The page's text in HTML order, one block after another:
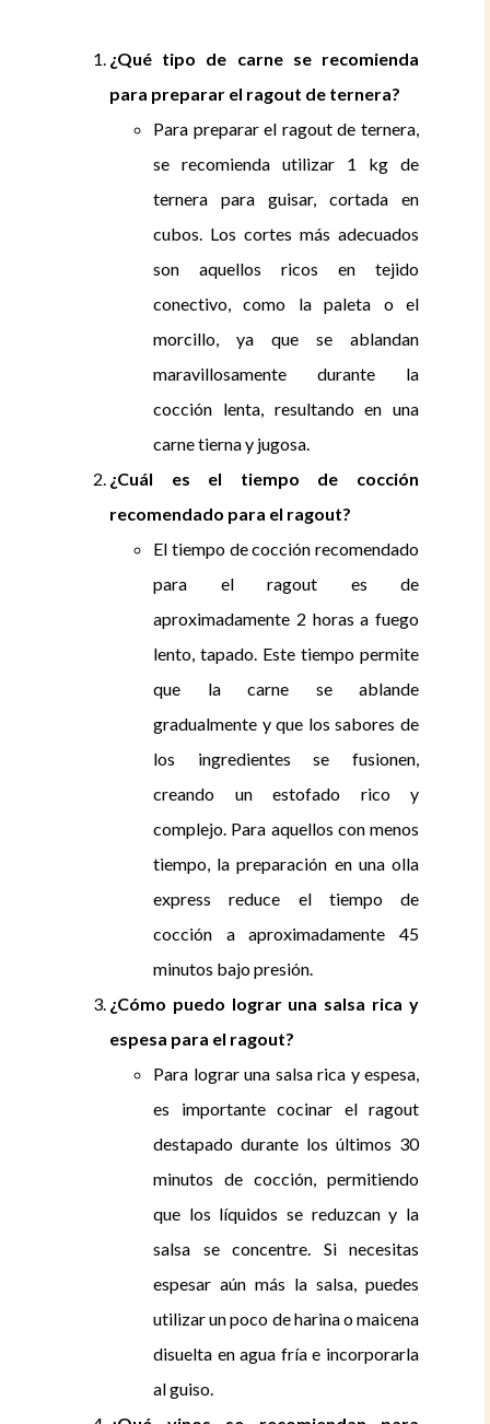
¿Qué tipo de carne se recomienda
para preparar el ragout de ternera?
Para preparar el ragout de ternera,
se recomienda utilizar 1 kg de
ternera para guisar, cortada en
cubos. Los cortes más adecuados
son aquellos ricos en tejido
conectivo, como la paleta o el
morcillo, ya que se ablandan
maravillosamente durante la
cocción lenta, resultando en una
carne tierna y jugosa.
¿Cuál es el tiempo de cocción
recomendado para el ragout?
El tiempo de cocción recomendado
para el ragout es de
aproximadamente 2 horas a fuego
lento, tapado. Este tiempo permite
que la carne se ablande
gradualmente y que los sabores de
los ingredientes se fusionen,
creando un estofado rico y
complejo. Para aquellos con menos
tiempo, la preparación en una olla
express reduce el tiempo de
cocción a aproximadamente 45
minutos bajo presión.
¿Cómo puedo lograr una salsa rica y
espesa para el ragout?
Para lograr una salsa rica y espesa,
es importante cocinar el ragout
destapado durante los últimos 30
minutos de cocción, permitiendo
que los líquidos se reduzcan y la
salsa se concentre. Si necesitas
espesar aún más la salsa, puedes
utilizar un poco de harina o maicena
disuelta en agua fría e incorporarla
al guiso.